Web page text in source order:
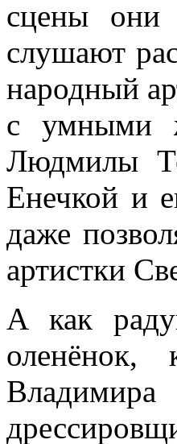
сцены они
слушают
народный
с умными
Людмилы
Енечкой и
даже
артистки
А как
оленёнок,